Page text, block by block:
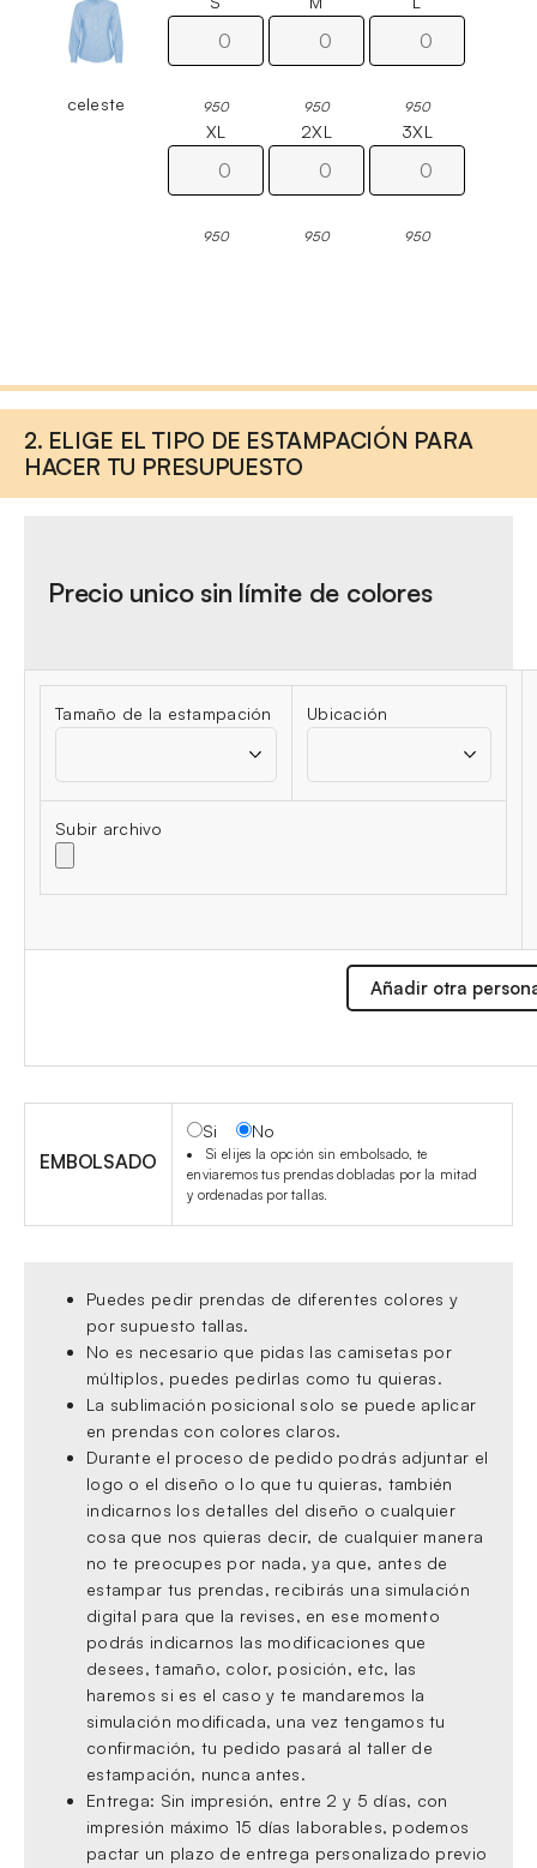
celeste 950 950 950
XL
950
2XL
950
3XL
950
2. ELIGE EL TIPO DE ESTAMPACIÓN PARA
HACER TU PRESUPUESTO
Precio unico sin límite de colores
Tamaño de la estampación Ubicación
Subir archivo
Añadir otra
EMBOLSADO
Si No
Si elijes la opción sin embolsado, te
enviaremos tus prendas dobladas por la mitad
y ordenadas por tallas.
Puedes pedir prendas de diferentes colores y
por supuesto tallas.
No es necesario que pidas las camisetas por
múltiplos, puedes pedirlas como tu quieras.
La sublimación posicional solo se puede aplicar
en prendas con colores claros.
Durante el proceso de pedido podrás adjuntar el
logo o el diseño o lo que tu quieras, también
indicarnos los detalles del diseño o cualquier
cosa que nos quieras decir, de cualquier manera
no te preocupes por nada, ya que, antes de
estampar tus prendas, recibirás una simulación
digital para que la revises, en ese momento
podrás indicarnos las modificaciones que
desees, tamaño, color, posición, etc, las
haremos si es el caso y te mandaremos la
simulación modificada, una vez tengamos tu
confirmación, tu pedido pasará al taller de
estampación, nunca antes.
Entrega: Sin impresión, entre 2 y 5 días, con
impresión máximo 15 días laborables, podemos
pactar un plazo de entrega personalizado previo